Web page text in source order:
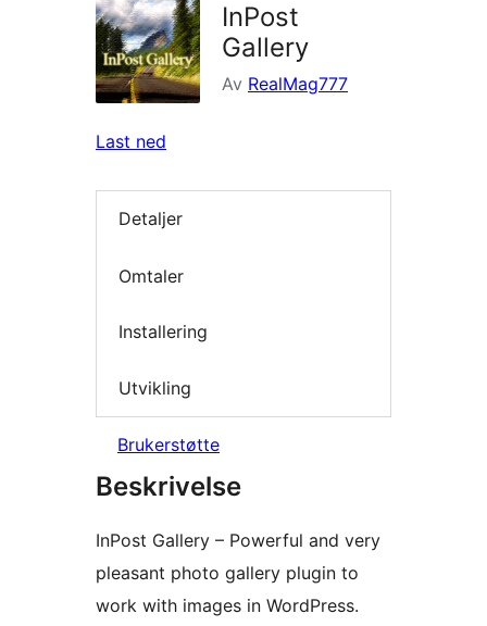
InPost
Gallery
Av RealMag777
Last ned
Detaljer
Omtaler
Installering
Utvikling
Brukerstøtte
Beskrivelse
InPost Gallery – Powerful and very
pleasant photo gallery plugin to
work with images in WordPress.